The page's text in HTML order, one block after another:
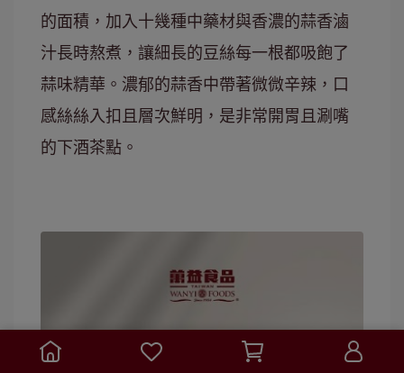
的面積，加入十幾種中藥材與香濃的蒜香滷
汁長時熬煮，讓細長的豆絲每一根都吸飽了
蒜味精華。濃郁的蒜香中帶著微微辛辣，口
感絲絲入扣且層次鮮明，是非常開胃且涮嘴
的下酒茶點。